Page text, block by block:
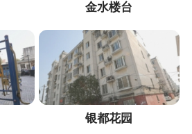
金水楼台
银都花园